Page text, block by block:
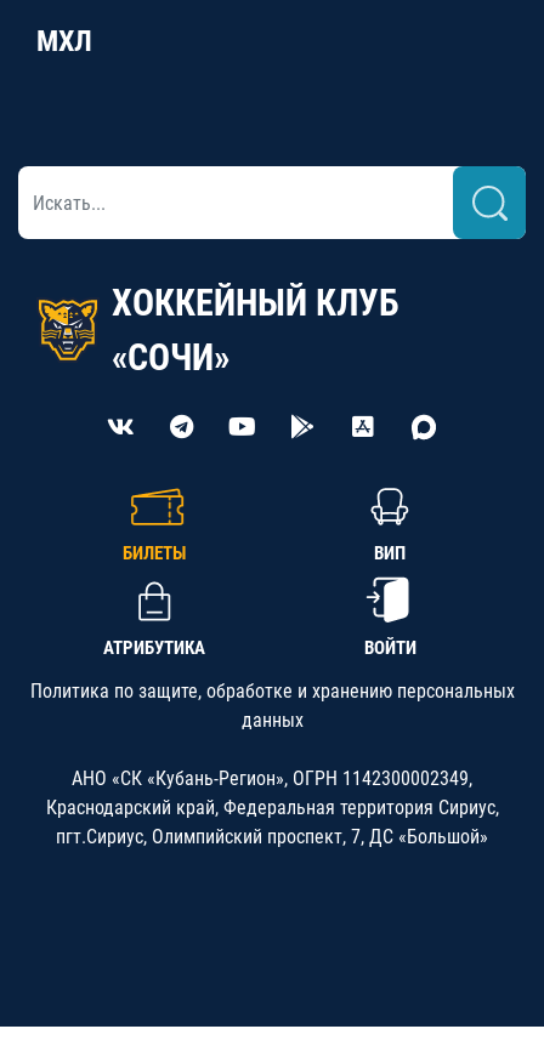
МХЛ
ХОККЕЙНЫЙ КЛУБ
«СОЧИ»
БИЛЕТЫ ВИП
АТРИБУТИКА ВОЙТИ
Политика по защите, обработке и хранению персональных
данных
АНО «СК «Кубань-Регион», ОГРН 1142300002349,
Краснодарский край, Федеральная территория Сириус,
пгт.Сириус, Олимпийский проспект, 7, ДС «Большой»